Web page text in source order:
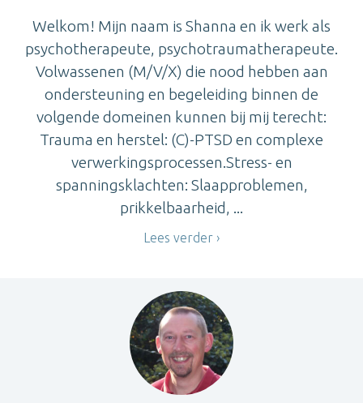
Welkom! Mijn naam is Shanna en ik werk als
psychotherapeute, psychotraumatherapeute.
Volwassenen (M/V/X) die nood hebben aan
ondersteuning en begeleiding binnen de
volgende domeinen kunnen bij mij terecht:
Trauma en herstel: (C)-PTSD en complexe
verwerkingsprocessen.Stress- en
spanningsklachten: Slaapproblemen,
prikkelbaarheid, ...
Lees verder